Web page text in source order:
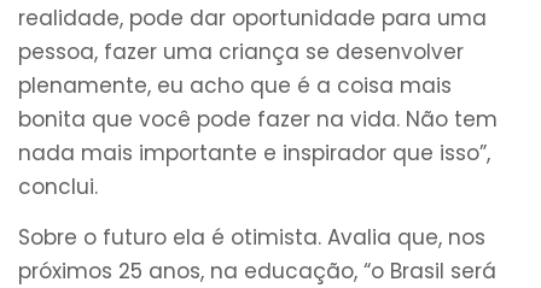
realidade, pode dar oportunidade para uma
pessoa, fazer uma criança se desenvolver
plenamente, eu acho que é a coisa mais
bonita que você pode fazer na vida. Não tem
nada mais importante e inspirador que isso”,
conclui.
Sobre o futuro ela é otimista. Avalia que, nos
próximos 25 anos, na educação, “o Brasil será